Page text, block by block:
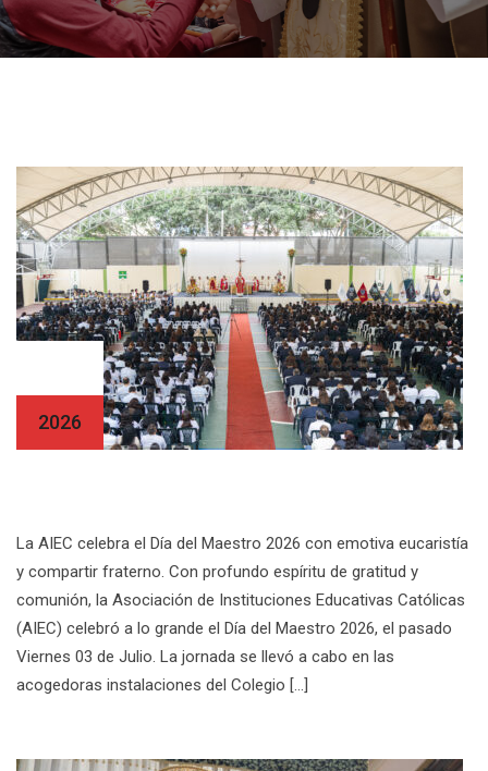
2026
La AIEC celebra el Día del Maestro 2026 con emotiva eucaristía
y compartir fraterno. Con profundo espíritu de gratitud y
comunión, la Asociación de Instituciones Educativas Católicas
(AIEC) celebró a lo grande el Día del Maestro 2026, el pasado
Viernes 03 de Julio. La jornada se llevó a cabo en las
acogedoras instalaciones del Colegio […]